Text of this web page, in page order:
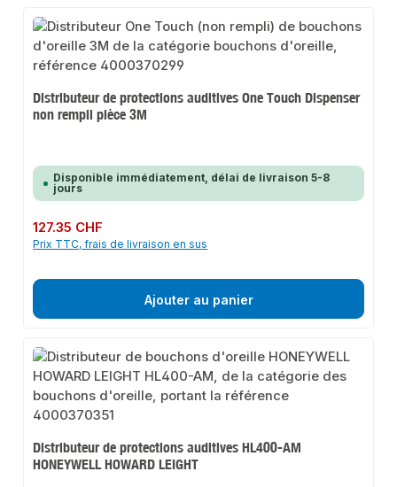
Distributeur de protections auditives One Touch Dispenser
non rempli pièce 3M
Disponible immédiatement, délai de livraison 5-8
jours
Prix régulier :
127.35 CHF
Prix TTC, frais de livraison en sus
Ajouter au panier
Distributeur de protections auditives HL400-AM
HONEYWELL HOWARD LEIGHT